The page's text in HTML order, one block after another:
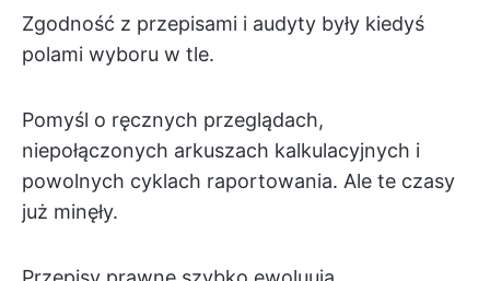
Zgodność z przepisami i audyty były kiedyś
polami wyboru w tle.
Pomyśl o ręcznych przeglądach,
niepołączonych arkuszach kalkulacyjnych i
powolnych cyklach raportowania. Ale te czasy
już minęły.